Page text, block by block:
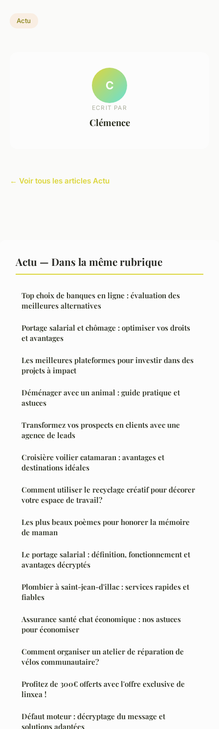
Actu
C
ECRIT PAR
Clémence
← Voir tous les articles Actu
Actu — Dans la même rubrique
Top choix de banques en ligne : évaluation des
meilleures alternatives
Portage salarial et chômage : optimiser vos droits
et avantages
Les meilleures plateformes pour investir dans des
projets à impact
Déménager avec un animal : guide pratique et
astuces
Transformez vos prospects en clients avec une
agence de leads
Croisière voilier catamaran : avantages et
destinations idéales
Comment utiliser le recyclage créatif pour décorer
votre espace de travail?
Les plus beaux poèmes pour honorer la mémoire
de maman
Le portage salarial : définition, fonctionnement et
avantages décryptés
Plombier à saint-jean-d'illac : services rapides et
fiables
Assurance santé chat économique : nos astuces
pour économiser
Comment organiser un atelier de réparation de
vélos communautaire?
Profitez de 300€ offerts avec l'offre exclusive de
linxea !
Défaut moteur : décryptage du message et
solutions adaptées